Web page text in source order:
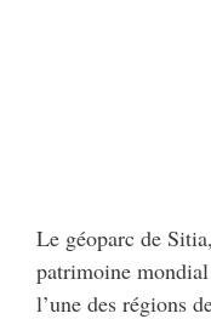
Le géoparc de
patrimoine
l’une des régions